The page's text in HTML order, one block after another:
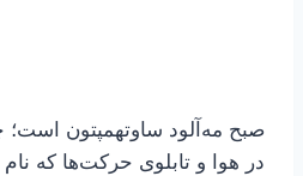
صبح مه‌آلود ساوتهمپتون است؛
در هوا و تابلوی حرکت‌ها که